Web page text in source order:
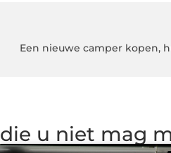
Een nieuwe camper kopen,
die u niet mag